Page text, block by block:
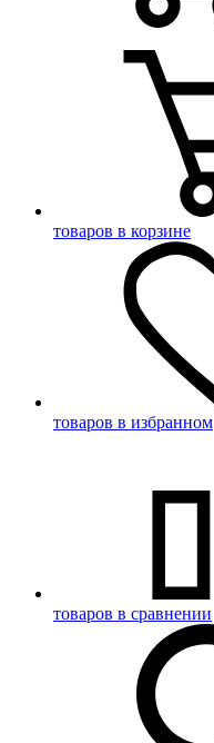
товаров в корзине
товаров в избранном
товаров в сравнении